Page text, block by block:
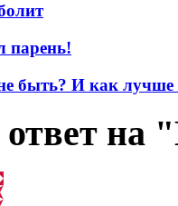
парень!
быть? И как лучше
на